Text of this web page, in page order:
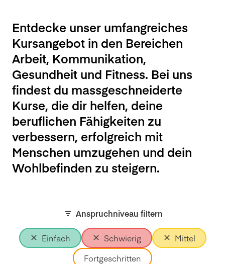
Entdecke unser umfangreiches
Kursangebot in den Bereichen
Arbeit, Kommunikation,
Gesundheit und Fitness. Bei uns
findest du massgeschneiderte
Kurse, die dir helfen, deine
beruflichen Fähigkeiten zu
verbessern, erfolgreich mit
Menschen umzugehen und dein
Wohlbefinden zu steigern.
Anspruchniveau filtern
Einfach Schwierig
Mittel
Fortgeschritten